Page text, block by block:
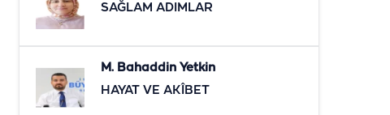
SAĞLAM ADIMLAR
M. Bahaddin Yetkin
HAYAT VE AKÎBET